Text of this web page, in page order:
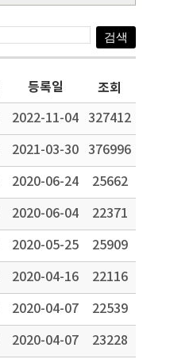
등록일 조회
2022-11-04 327412
2021-03-30 376996
2020-06-24 25662
2020-06-04 22371
2020-05-25 25909
2020-04-16 22116
2020-04-07 22539
2020-04-07 23228